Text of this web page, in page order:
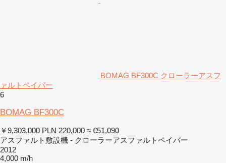
BOMAG BF300C クローラーアスフ
ァルトペイバー
6
BOMAG BF300C
￥9,303,000 PLN 220,000 ≈ €51,090
アスファルト敷設機 - クローラーアスファルトペイバー
2012
4,000 m/h